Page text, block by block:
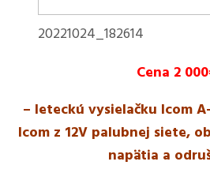
20221024_182614
Cena 2
– leteckú vysielačku Icom
Icom z 12V palubnej siete,
napätia a